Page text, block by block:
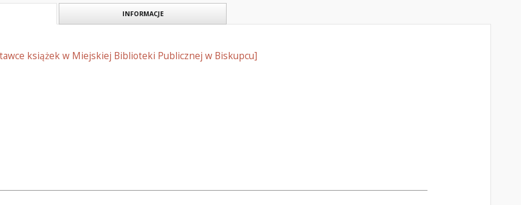
INFORMACJE
książek w Miejskiej Biblioteki Publicznej w Biskupcu]